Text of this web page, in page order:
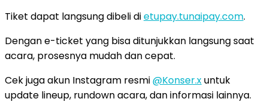
Tiket dapat langsung dibeli dietupay.tunaipay.com.
Dengan e-ticket yang bisa ditunjukkan langsung saat
acara, prosesnya mudah dan cepat.
Cek juga akun Instagram resmi@Konser.xuntuk
update lineup, rundown acara, dan informasi lainnya.